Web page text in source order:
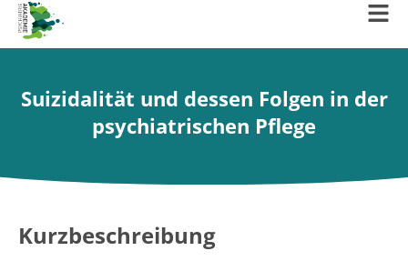
Suizidalität und dessen Folgen in der
psychiatrischen Pflege
Kurzbeschreibung